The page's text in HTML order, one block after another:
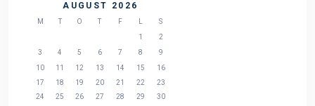
AUGUST 2026
M T O T F
S
1
2
3
4 5 6 7 8
9
10
11 12 13 14 15
16
17
18 19 20 21 22
23
24
25 26 27 28 29
30